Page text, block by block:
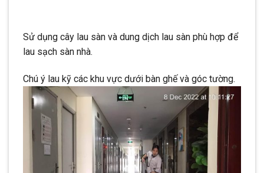
Sử dụng cây lau sàn và dung dịch lau sàn phù hợp để
lau sạch sàn nhà.
Chú ý lau kỹ các khu vực dưới bàn ghế và góc tường.